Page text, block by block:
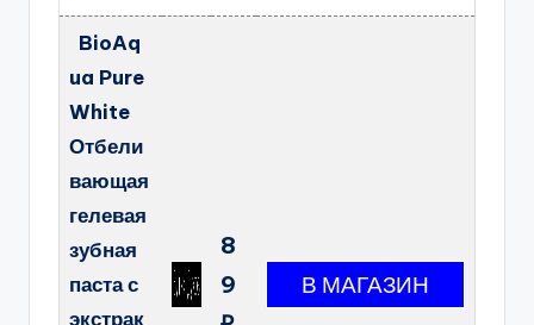
BioAq
ua Pure
White
Отбели
вающая
гелевая
зубная
паста с
экстрак
8
9